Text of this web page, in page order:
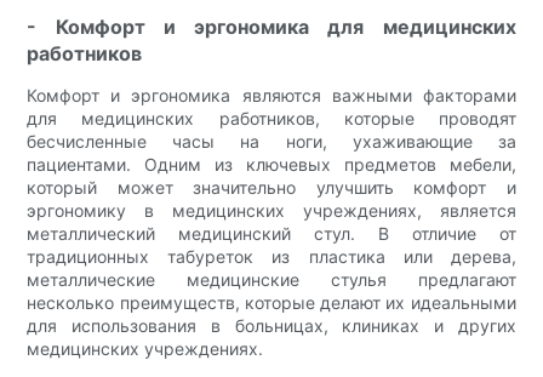
- Комфорт и эргономика для медицинских
работников
Комфорт и эргономика являются важными факторами
для медицинских работников, которые проводят
бесчисленные часы на ноги, ухаживающие за
пациентами. Одним из ключевых предметов мебели,
который может значительно улучшить комфорт и
эргономику в медицинских учреждениях, является
металлический медицинский стул. В отличие от
традиционных табуреток из пластика или дерева,
металлические медицинские стулья предлагают
несколько преимуществ, которые делают их идеальными
для использования в больницах, клиниках и других
медицинских учреждениях.